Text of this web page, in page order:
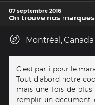
07 septembre 2016
On trouve nos marques
Montréal, Canada
C'est parti pour le
Tout d'abord notre
mais une fois de
remplir un document